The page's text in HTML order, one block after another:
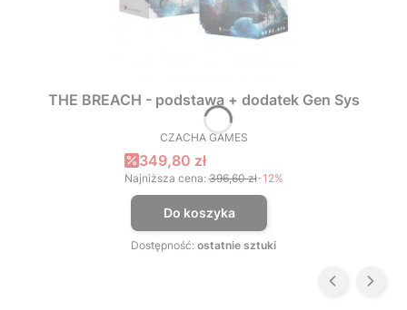
THE BREACH - podstawa + dodatek Gen Sys
PRODUCENT
CZACHA GAMES
Cena promocyjna
349,80 zł
Najniższa cena: 396,60 zł-12%
Do koszyka
Dostępność: ostatnie sztuki